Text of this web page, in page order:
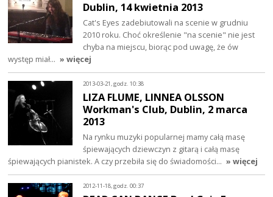
Dublin, 14 kwietnia 2013
Cat's Eyes zadebiutowali na scenie w grudniu
2010 roku. Choć określenie "na scenie" nie jest
chyba na miejscu, biorąc pod uwagę, że ów
występ miał… » więcej
2013-03-21, godz. 10:38
LIZA FLUME, LINNEA OLSSON
Workman's Club, Dublin, 2 marca
2013
Na rynku muzyki popularnej mamy całą masę
śpiewających dziewczyn z gitarą i całą masę
śpiewających pianistek. A czy przebiła się do świadomości… » więcej
2012-11-18, godz. 00:37